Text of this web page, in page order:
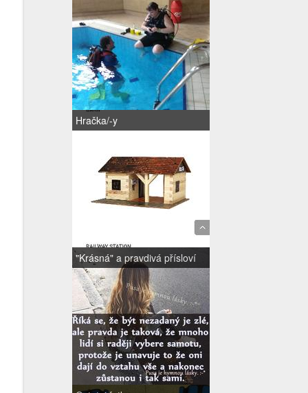
Hračka/-y
"Krásná" a pravdivá přísloví